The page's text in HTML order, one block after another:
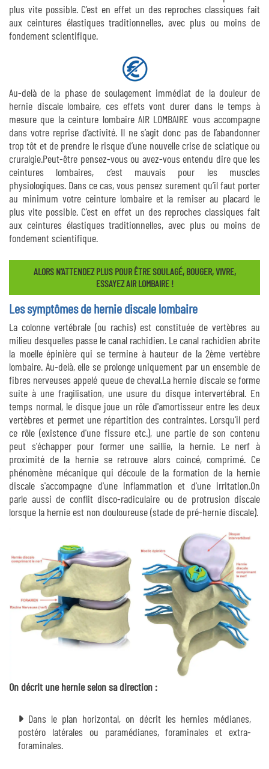
plus vite possible. C’est en effet un des reproches classiques fait
aux ceintures élastiques traditionnelles, avec plus ou moins de
fondement scientifique.
Au-delà de la phase de soulagement immédiat de la douleur de
hernie discale lombaire, ces effets vont durer dans le temps à
mesure que la ceinture lombaire AIR LOMBAIRE vous accompagne
dans votre reprise d’activité. Il ne s’agit donc pas de l’abandonner
trop tôt et de prendre le risque d’une nouvelle crise de sciatique ou
cruralgie.Peut-être pensez-vous ou avez-vous entendu dire que les
ceintures lombaires, c’est mauvais pour les muscles
physiologiques. Dans ce cas, vous pensez surement qu’il faut porter
au minimum votre ceinture lombaire et la remiser au placard le
plus vite possible. C’est en effet un des reproches classiques fait
aux ceintures élastiques traditionnelles, avec plus ou moins de
fondement scientifique.
ALORS N’ATTENDEZ PLUS POUR ÊTRE SOULAGÉ, BOUGER, VIVRE,
ESSAYEZ AIR LOMBAIRE !
Les symptômes de hernie discale lombaire
La colonne vertébrale (ou rachis) est constituée de vertèbres au
milieu desquelles passe le canal rachidien. Le canal rachidien abrite
la moelle épinière qui se termine à hauteur de la 2ème vertèbre
lombaire. Au-delà, elle se prolonge uniquement par un ensemble de
fibres nerveuses appelé queue de cheval.La hernie discale se forme
suite à une fragilisation, une usure du disque intervertébral. En
temps normal, le disque joue un rôle d'amortisseur entre les deux
vertèbres et permet une répartition des contraintes. Lorsqu'il perd
ce rôle (existence d'une fissure etc.), une partie de son contenu
peut s'échapper pour former une saillie, la hernie. Le nerf à
proximité de la hernie se retrouve alors coincé, comprimé. Ce
phénomène mécanique qui découle de la formation de la hernie
discale s'accompagne d'une inflammation et d'une irritation.On
parle aussi de conflit disco-radiculaire ou de protrusion discale
lorsque la hernie est non douloureuse (stade de pré-hernie discale).
On décrit une hernie selon sa direction :
Dans le plan horizontal, on décrit les hernies médianes,
postéro latérales ou paramédianes, foraminales et extra-
foraminales.